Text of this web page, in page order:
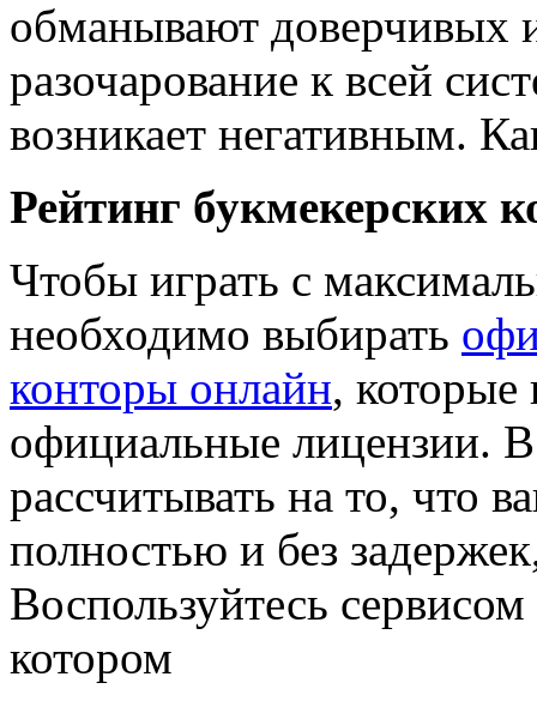
обманывают доверчивых
разочарование к всей
возникает негативным.
Рейтинг букмекерских
Чтобы играть с
необходимо выбирать
конторы онлайн,
официальные лицензии.
рассчитывать на то, что
полностью и без
Воспользуйтесь
котором